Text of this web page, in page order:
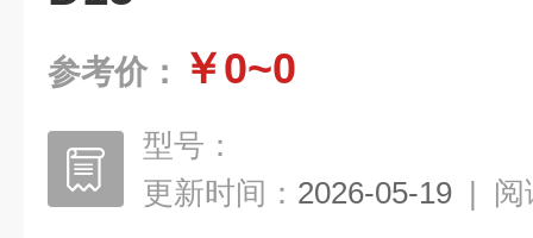
参考价： ￥0~0
型号：
更新时间： 2026-05-19 | 阅